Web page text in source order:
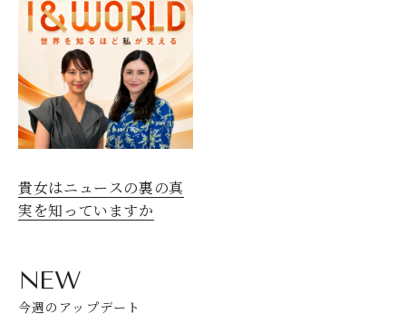
貴女はニュースの裏の真
実を知っていますか
NEW
今週のアップデート